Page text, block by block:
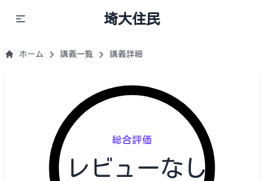
埼大住民
ホーム 講義一覧 講義詳細
総合評価
レビューなし